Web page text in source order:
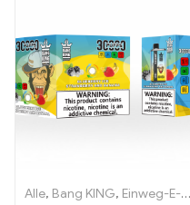
Alle, Bang KING, Einweg-E-Zigaretten Litauen